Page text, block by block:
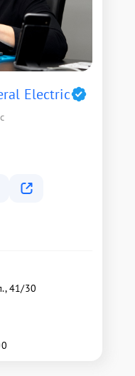
Electric
41/30